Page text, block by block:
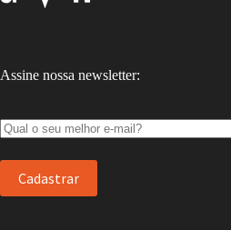
Assine nossa newsletter: